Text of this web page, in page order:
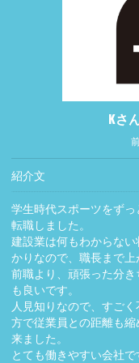
Kさ
紹介文
学生時代スポーツをず
転職しました。
建設業は何もわからな
かりなので、職長まで上
前職より、頑張った分
も良いです。
人見知りなので、すご
方で従業員との距離も
来ました。
とても働きやすい会社で